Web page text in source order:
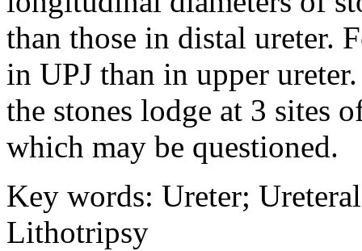
than those in distal ureter.
in UPJ than in upper
the stones lodge at 3 sites
which may be questioned.
Key words: Ureter;
Lithotripsy